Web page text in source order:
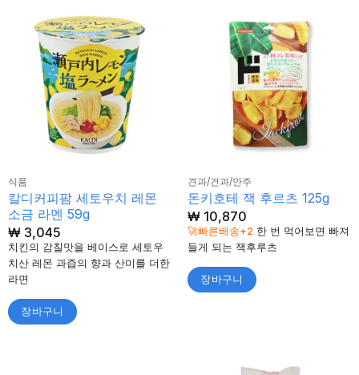
식품
칼디커피팜 세토우치 레몬
소금 라멘 59g
₩3,045
치킨의 감칠맛을 베이스로 세토우
치산 레몬 과즙의 향과 산미를 더한
라면
장바구니
견과/건과/안주
돈키호테 잭 후르츠 125g
₩10,870
🚀빠른배송+2한 번 먹어보면 빠져
들게 되는 잭후루츠
장바구니